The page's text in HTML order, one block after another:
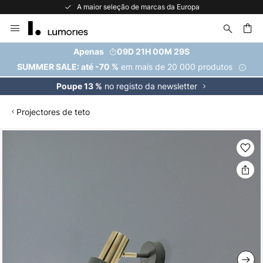
A maior seleção de marcas da Europa
para
Conteúdo
Apenas
09D 21H 00M 29S
SUMMER SALE: até -70 % em mais de 20 000 produtos
Poupe 13 % no registo da newsletter
Projectores de teto